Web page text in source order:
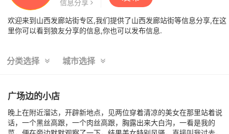
信息分享
欢迎来到山西发廊站街专区,我们提供了山西发廊站街等信息分享,在这
里你可以看到狼友分享的信息,你也可以发布信息.
分类选择 城市选择
广场边的小店
晚上在附近溜达，开辟新地点，见两位穿着清凉的美女在那里站着说
话，一个黑丝高跟，一个肉丝高跟，胸露出来大白沟，一看是我的